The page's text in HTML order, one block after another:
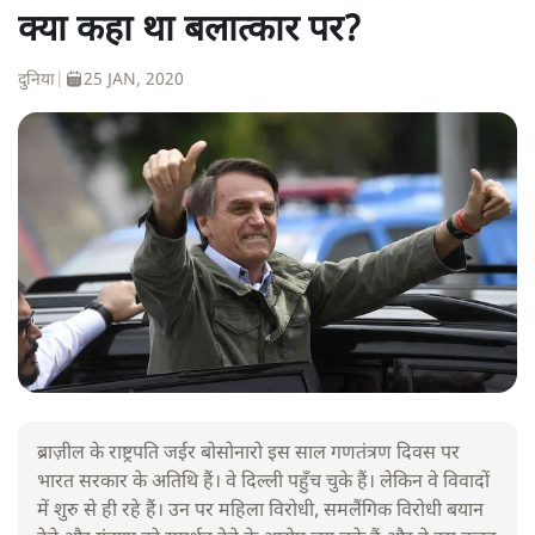
क्या कहा था बलात्कार पर?
दुनिया 25 JAN, 2020
ब्राज़ील के राष्ट्रपति जईर बोसोनारो इस साल गणतंत्रण दिवस पर
भारत सरकार के अतिथि हैं। वे दिल्ली पहुँच चुके हैं। लेकिन वे विवादों
में शुरु से ही रहे हैं। उन पर महिला विरोधी, समलैंगिक विरोधी बयान